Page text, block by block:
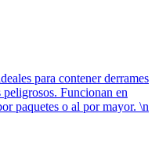
para contener derrames
Funcionan en
paquetes o al por mayor. \n